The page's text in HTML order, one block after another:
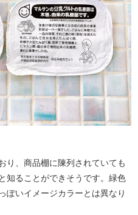
り、商品棚に陳列されていても
知ることができそうです。緑色
ぽいイメージカラーとは異なり